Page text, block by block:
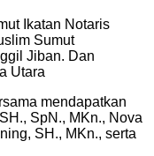
Ikatan Notaris
Sumut
Jiban. Dan
Utara
mendapatkan
SpN., MKn., Nova
SH., MKn., serta